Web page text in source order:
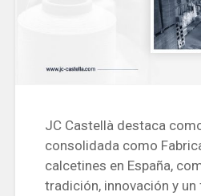
JC Castellà destaca
consolidada como
calcetines en España,
tradición, innovación y